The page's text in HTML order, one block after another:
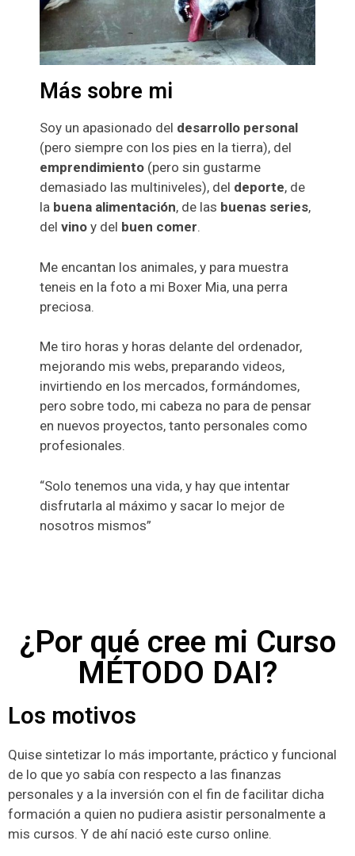
Más sobre mi
Soy un apasionado del desarrollo personal
(pero siempre con los pies en la tierra), del
emprendimiento (pero sin gustarme
demasiado las multiniveles), del deporte, de
la buena alimentación, de las buenas series,
del vino y del buen comer.
Me encantan los animales, y para muestra
teneis en la foto a mi Boxer Mia, una perra
preciosa.
Me tiro horas y horas delante del ordenador,
mejorando mis webs, preparando videos,
invirtiendo en los mercados, formándomes,
pero sobre todo, mi cabeza no para de pensar
en nuevos proyectos, tanto personales como
profesionales.
“Solo tenemos una vida, y hay que intentar
disfrutarla al máximo y sacar lo mejor de
nosotros mismos”
¿Por qué cree mi Curso
MÉTODO DAI?
Los motivos
Quise sintetizar lo más importante, práctico y funcional
de lo que yo sabía con respecto a las finanzas
personales y a la inversión con el fin de facilitar dicha
formación a quien no pudiera asistir personalmente a
mis cursos. Y de ahí nació este curso online.